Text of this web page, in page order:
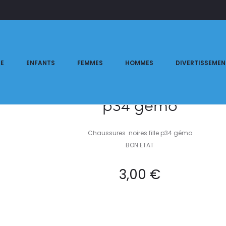
ENFANTS FEMMES HOMMES
p34 gémo
Chaussures noires fille p34 gémo
BON ETAT
3,00 €